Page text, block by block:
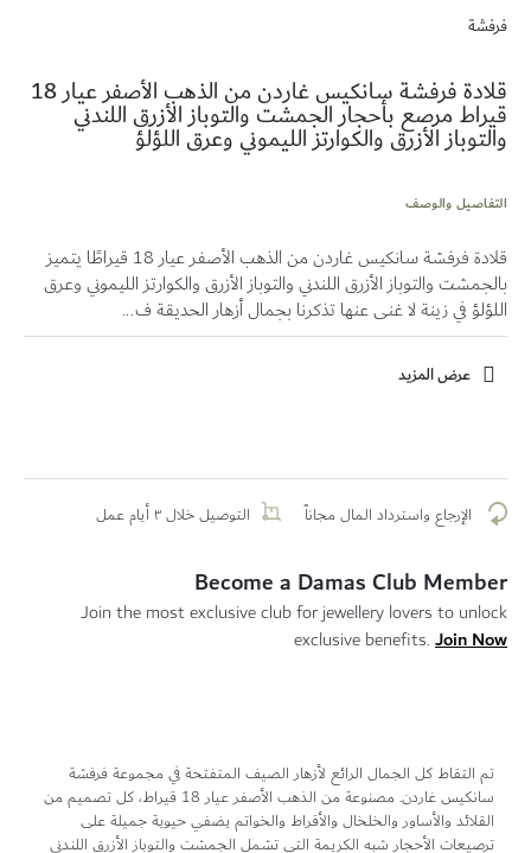
بداية
الصور
فرفشة
قلادة فرفشة سانكيس غاردن من الذهب الأصفر عيار 18
قيراط مرصع بأحجار الجمشت والتوباز الأزرق اللندني
والتوباز الأزرق والكوارتز الليموني وعرق اللؤلؤ
التفاصيل والوصف
قلادة فرفشة سانكيس غاردن من الذهب الأصفر عيار 18 قيراطًا يتميز
بالجمشت والتوباز الأزرق اللندني والتوباز الأزرق والكوارتز الليموني وعرق
اللؤلؤ في زينة لا غنى عنها تذكرنا بجمال أزهار الحديقة ف...
عرض المزيد
الإرجاع واسترداد المال مجاناً التوصيل خلال ٣ أيام عمل
Become a Damas Club Member
Join the most exclusive club for jewellery lovers to unlock
exclusive benefits. Join Now
تم التقاط كل الجمال الرائع لأزهار الصيف المتفتحة في مجموعة فرفشة
سانكيس غاردن. مصنوعة من الذهب الأصفر عيار 18 قيراط، كل تصميم من
القلائد والأساور والخلخال والأقراط والخواتم يضفي حيوية جميلة على
ترصيعات الأحجار شبه الكريمة التي تشمل الجمشت والتوباز الأزرق اللندني